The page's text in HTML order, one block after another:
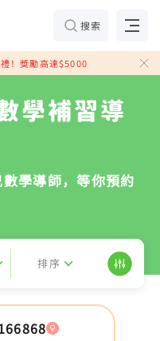
搜索
！獎勵高達$5000
學補習導
學導師，等你預約
排序